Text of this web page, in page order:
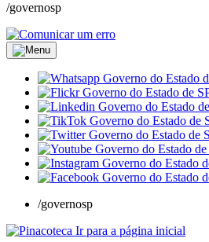
/governosp
/governosp
Ir para a página inicial